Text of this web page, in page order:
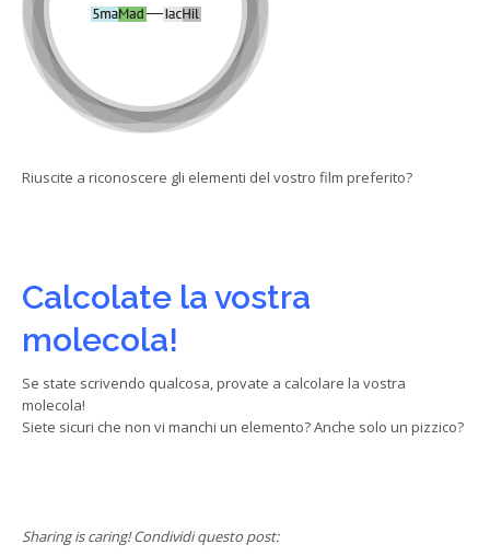
Riuscite a riconoscere gli elementi del vostro film preferito?
Calcolate la vostra
molecola!
Se state scrivendo qualcosa, provate a calcolare la vostra
molecola!
Siete sicuri che non vi manchi un elemento? Anche solo un pizzico?
Sharing is caring! Condividi questo post: